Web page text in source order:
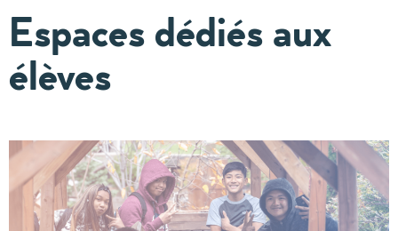
Espaces dédiés aux
élèves